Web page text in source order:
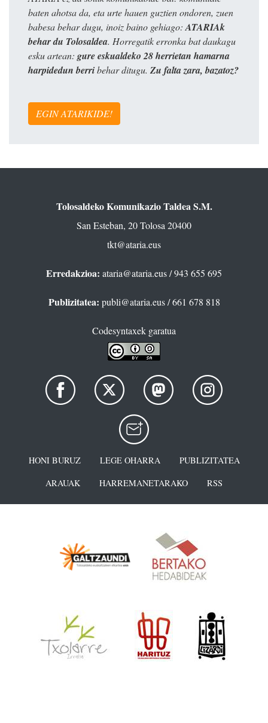
baten ahotsa da, eta urte hauen guztien ondoren, zuen
babesa behar dugu, inoiz baino gehiago:ATARIAk
behar du Tolosaldea. Horregatik erronka bat daukagu
esku artean: gure eskualdeko 28 herrietan hamarna
harpidedun berribehar ditugu. Zu falta zara, bazatoz?
EGIN ATARIKIDE!
Tolosaldeko Komunikazio Taldea S.M.
San Esteban, 20 Tolosa 20400
tkt@ataria.eus
Erredakzioa: ataria@ataria.eus/ 943 655 695
Publizitatea: publi@ataria.eus/ 661 678 818
Codesyntaxek garatua
HONI BURUZ LEGE OHARRA
PUBLIZITATEA
ARAUAK
HARREMANETARAKO RSS